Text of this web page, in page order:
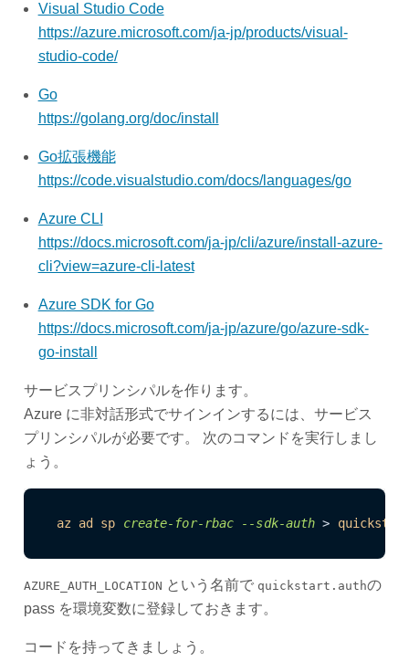
Visual Studio Code
https://azure.microsoft.com/ja-jp/products/visual-
studio-code/
Go
https://golang.org/doc/install
Go拡張機能
https://code.visualstudio.com/docs/languages/go
Azure CLI
https://docs.microsoft.com/ja-jp/cli/azure/install-azure-
cli?view=azure-cli-latest
Azure SDK for Go
https://docs.microsoft.com/ja-jp/azure/go/azure-sdk-
go-install
サービスプリンシパルを作ります。
Azure に非対話形式でサインインするには、サービス
プリンシパルが必要です。 次のコマンドを実行しまし
ょう。
az ad sp create-for-rbac --sdk-auth >
AZURE_AUTH_LOCATION という名前で quickstart.authの
pass を環境変数に登録しておきます。
コードを持ってきましょう。